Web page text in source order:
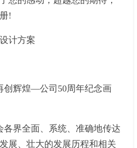
!
计方案
创辉煌—公司50周年纪念画
各界全面、系统、准确地传达
展、壮大的发展历程和相关